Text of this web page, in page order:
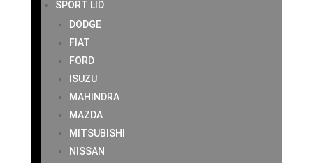
SPORT LID
DODGE
FIAT
FORD
ISUZU
MAHINDRA
MAZDA
MITSUBISHI
NISSAN